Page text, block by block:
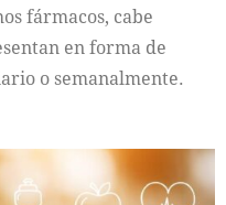
fármacos, cabe
en forma de
o semanalmente.